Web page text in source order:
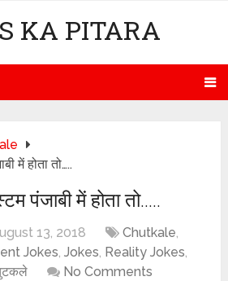
KA PITARA
में होता तो…..
पंजाबी में होता तो…..
13, 2018 Chutkale,
Jokes,Jokes, Reality Jokes,
No Comments